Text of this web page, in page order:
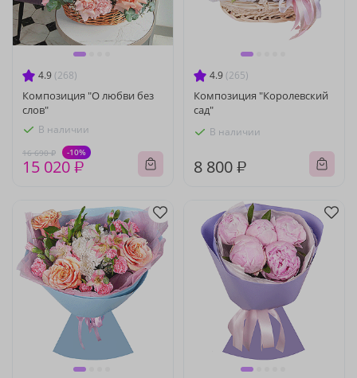
4.9 (268)
Композиция "О любви без
слов"
В наличии
16 690 ₽ -10%
15 020 ₽
4.9 (265)
Композиция "Королевский
сад"
В наличии
8 800 ₽